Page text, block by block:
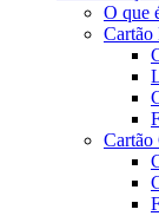
O que
Cartão
Cartão